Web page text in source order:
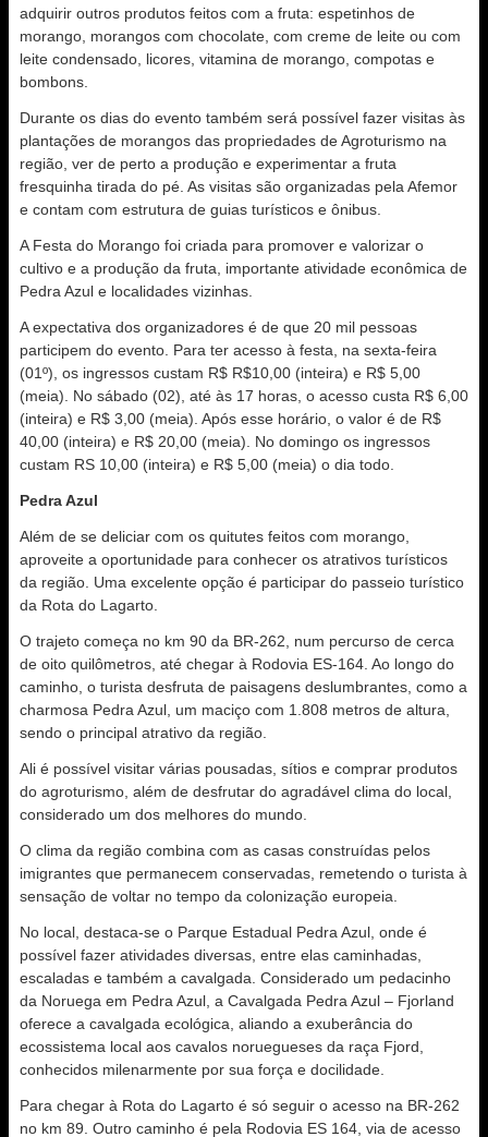
adquirir outros produtos feitos com a fruta: espetinhos de
morango, morangos com chocolate, com creme de leite ou com
leite condensado, licores, vitamina de morango, compotas e
bombons.
Durante os dias do evento também será possível fazer visitas às
plantações de morangos das propriedades de Agroturismo na
região, ver de perto a produção e experimentar a fruta
fresquinha tirada do pé. As visitas são organizadas pela Afemor
e contam com estrutura de guias turísticos e ônibus.
A Festa do Morango foi criada para promover e valorizar o
cultivo e a produção da fruta, importante atividade econômica de
Pedra Azul e localidades vizinhas.
A expectativa dos organizadores é de que 20 mil pessoas
participem do evento. Para ter acesso à festa, na sexta-feira
(01º), os ingressos custam R$ R$10,00 (inteira) e R$ 5,00
(meia). No sábado (02), até às 17 horas, o acesso custa R$ 6,00
(inteira) e R$ 3,00 (meia). Após esse horário, o valor é de R$
40,00 (inteira) e R$ 20,00 (meia). No domingo os ingressos
custam RS 10,00 (inteira) e R$ 5,00 (meia) o dia todo.
Pedra Azul
Além de se deliciar com os quitutes feitos com morango,
aproveite a oportunidade para conhecer os atrativos turísticos
da região. Uma excelente opção é participar do passeio turístico
da Rota do Lagarto.
O trajeto começa no km 90 da BR-262, num percurso de cerca
de oito quilômetros, até chegar à Rodovia ES-164. Ao longo do
caminho, o turista desfruta de paisagens deslumbrantes, como a
charmosa Pedra Azul, um maciço com 1.808 metros de altura,
sendo o principal atrativo da região.
Ali é possível visitar várias pousadas, sítios e comprar produtos
do agroturismo, além de desfrutar do agradável clima do local,
considerado um dos melhores do mundo.
O clima da região combina com as casas construídas pelos
imigrantes que permanecem conservadas, remetendo o turista à
sensação de voltar no tempo da colonização europeia.
No local, destaca-se o Parque Estadual Pedra Azul, onde é
possível fazer atividades diversas, entre elas caminhadas,
escaladas e também a cavalgada. Considerado um pedacinho
da Noruega em Pedra Azul, a Cavalgada Pedra Azul – Fjorland
oferece a cavalgada ecológica, aliando a exuberância do
ecossistema local aos cavalos noruegueses da raça Fjord,
conhecidos milenarmente por sua força e docilidade.
Para chegar à Rota do Lagarto é só seguir o acesso na BR-262
no km 89. Outro caminho é pela Rodovia ES 164, via de acesso